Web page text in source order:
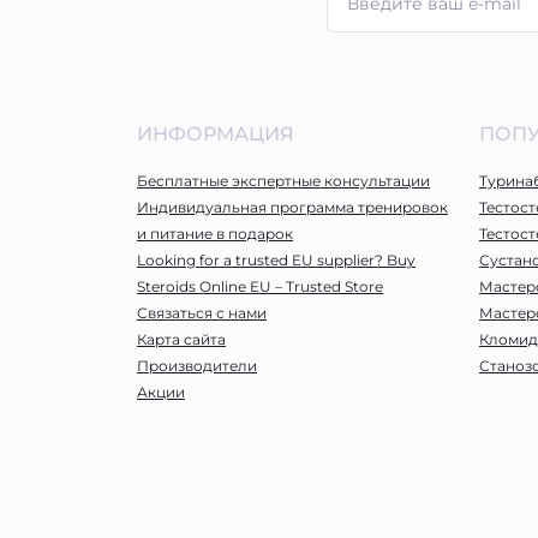
ИНФОРМАЦИЯ
Бесплатные экспертные консультации
Индивидуальная программа тренировок
и питание в подарок
Looking for a trusted EU supplier? Buy
Steroids Online EU – Trusted Store
Связаться с нами
Карта сайта
Производители
Акции